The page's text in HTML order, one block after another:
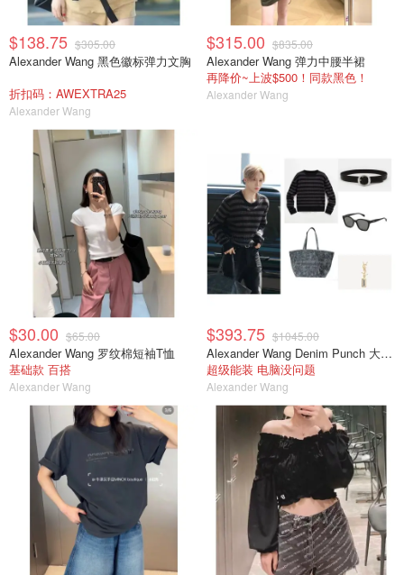
$138.75 $305.00
Alexander Wang 黑色徽标弹力文胸
折扣码：AWEXTRA25
Alexander Wang
$315.00 $835.00
Alexander Wang 弹力中腰半裙
再降价~上波$500！同款黑色！
Alexander Wang
$30.00 $65.00
Alexander Wang 罗纹棉短袖T恤
基础款 百搭
Alexander Wang
$393.75 $1045.00
Alexander Wang Denim Punch 大号漆皮手提包
超级能装 电脑没问题
Alexander Wang